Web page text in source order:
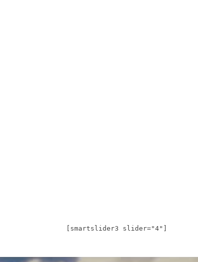
[smartslider3 slider="4"]